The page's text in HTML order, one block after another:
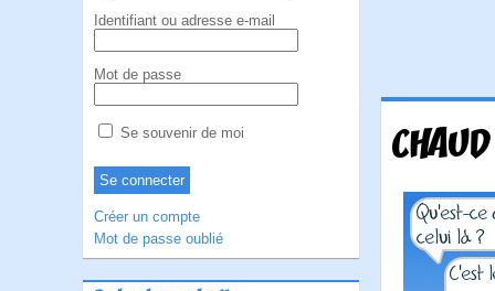
Identifiant ou adresse e-mail
Mot de passe
Se souvenir de moi
Créer un compte
Mot de passe oublié